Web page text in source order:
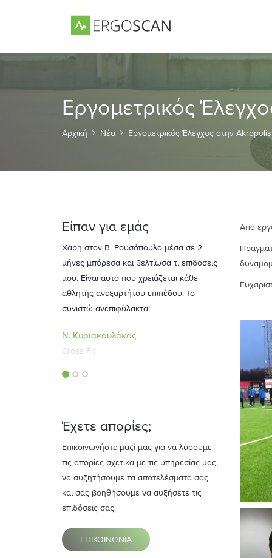
Εργομετρικός
Αρχική Νέα Εργομετρικός Έλεγχος στην
Είπαν για εμάς
μέσα σε 2
βελτίωσα τι επιδόσεις
χρειάζεται κάθε
επιπέδου. Το
Έχετε απορίες;
Επικοινωνήστε μαζί μας για να λύσουμε
τις απορίες σχετικά με τις υπηρεσίας μας,
να συζητήσουμε τα αποτελέσματα σας
και σας βοηθήσουμε να αυξήσετε τις
επιδόσεις σας.
ΕΠΙΚΟΙΝΩΝΙΑ
Από